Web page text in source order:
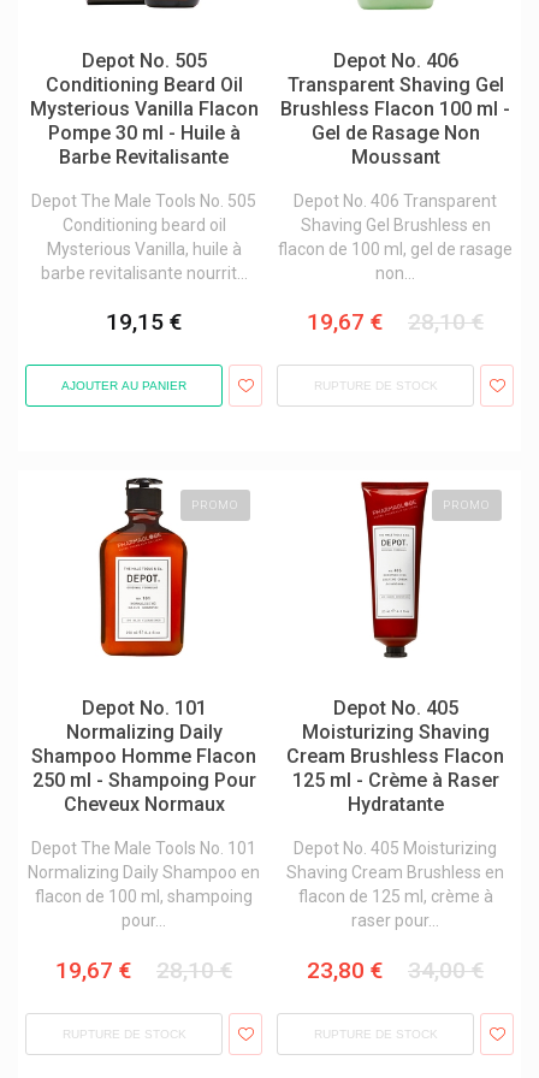
Dr. Rudolf Liebe Ajona
Dr. Willmar Schwabe
Dr. Wolff
Ducray - Pierre Fabre
Dulac
Durex
Ears 360 Santé Auditive
Eau De Quinton
Eau Precieuse
Ecrinal Ongles Asepta
Eg Labo
Elgydium Soins Bucco-Dentaires
Elmex
Emser Sel Naturel Ems
Energetica Natura
Engelhard
Enterol Traitement De La Diarrhée
Depot No. 505
Conditioning Beard Oil
Mysterious Vanilla Flacon
Pompe 30 ml - Huile à
Barbe Revitalisante
Depot The Male Tools No. 505
Conditioning beard oil
Mysterious Vanilla, huile à
barbe revitalisante nourrit...
19,15 €
AJOUTER AU PANIER
Depot No. 406
Transparent Shaving Gel
Brushless Flacon 100 ml -
Gel de Rasage Non
Moussant
Depot No. 406 Transparent
Shaving Gel Brushless en
flacon de 100 ml, gel de rasage
non...
19,67 € 28,10 €
RUPTURE DE STOCK
PROMO
Depot No. 101
Normalizing Daily
Shampoo Homme Flacon
250 ml - Shampoing Pour
Cheveux Normaux
Depot The Male Tools No. 101
Normalizing Daily Shampoo en
flacon de 100 ml, shampoing
pour...
19,67 € 28,10 €
RUPTURE DE STOCK
PROMO
Depot No. 405
Moisturizing Shaving
Cream Brushless Flacon
125 ml - Crème à Raser
Hydratante
Depot No. 405 Moisturizing
Shaving Cream Brushless en
flacon de 125 ml, crème à
raser pour...
23,80 € 34,00 €
RUPTURE DE STOCK